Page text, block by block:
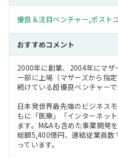
優良＆注目ベンチャー,ポスト
おすすめコメント
2000年に創業、2004年にマ
一部に上場（マザーズから指
続けている超優良ベンチャーで
日本発世界最先端のビジネス
もに「医療」「インターネッ
ます。M&Aも含めた事業開発
総額5,400億円、連結従業員
っています。